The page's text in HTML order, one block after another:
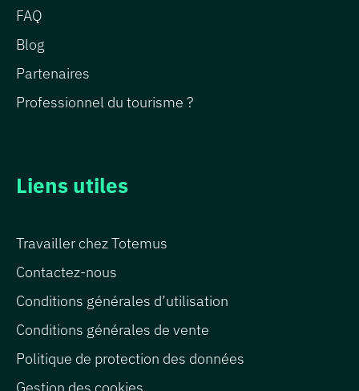
FAQ
Blog
Partenaires
Professionnel du tourisme ?
Liens utiles
Travailler chez Totemus
Contactez-nous
Conditions générales d’utilisation
Conditions générales de vente
Politique de protection des données